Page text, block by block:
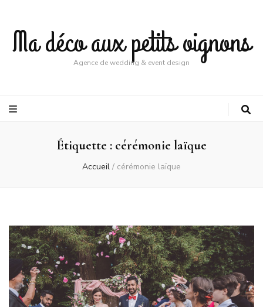
Ma déco aux petits oignons
Agence de wedding & event design
Étiquette : cérémonie laïque
Accueil / cérémonie laïque